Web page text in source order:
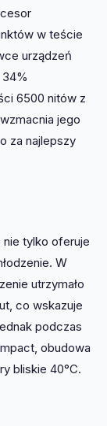
w teście
urządzeń
6500 nitów z
jego
za najlepszy
nie tylko oferuje
W
utrzymało
co wskazuje
podczas
obudowa
bliskie 40°C.